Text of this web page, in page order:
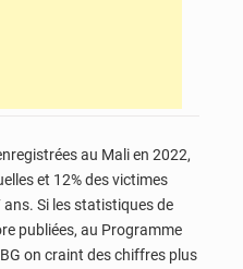
au Mali en 2022,
et 12% des victimes
Si les statistiques de
publiées, au Programme
on craint des chiffres plus